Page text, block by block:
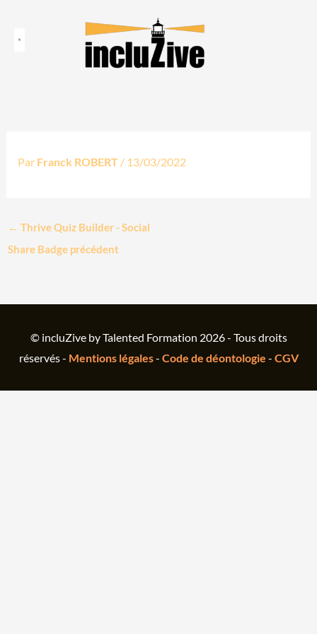
Par Franck ROBERT / 13/03/2022
← Thrive Quiz Builder - Social
Share Badge précédent
© incluZive by Talented Formation 2026 - Tous droits
réservés - Mentions légales- Code de déontologie - CGV